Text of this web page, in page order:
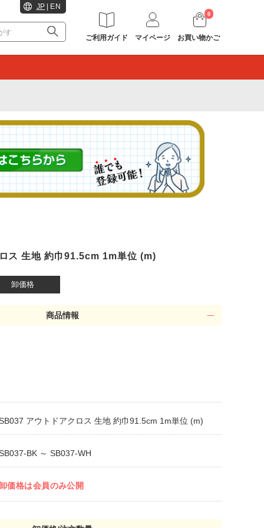
ス 生地 約巾91.5cm 1m単位 (m)
卸価格
商品情報
アウトドアクロス 生地 約巾91.5cm 1m単位 (m)
BK ～ SB037-WH
価格は会員のみ公開
JP EN
ご利用ガイド マイページ
0
お買い物かご